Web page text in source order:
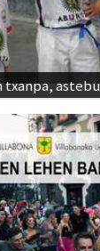
txanpa,